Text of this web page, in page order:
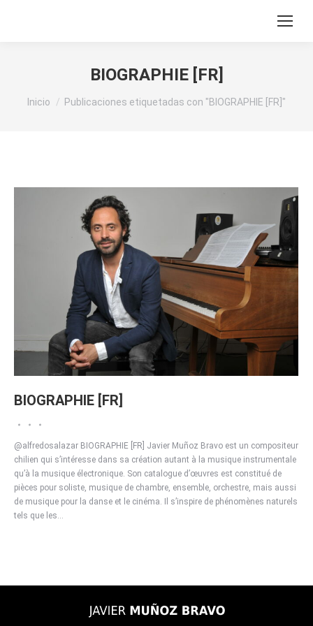
BIOGRAPHIE [FR]
Inicio Publicaciones etiquetadas con "BIOGRAPHIE [FR]"
BIOGRAPHIE [FR]
@alfredosalazar BIOGRAPHIE [FR] Javier Muñoz Bravo est un compositeur
chilien qui s’intéresse dans sa création autant à la musique instrumentale
qu’à la musique électronique. Son catalogue d’œuvres est constitué de
pièces pour soliste, musique de chambre, ensemble, orchestre, mais aussi
de musique pour la danse et le cinéma. Il s’inspire de phénomènes naturels
tels que les…